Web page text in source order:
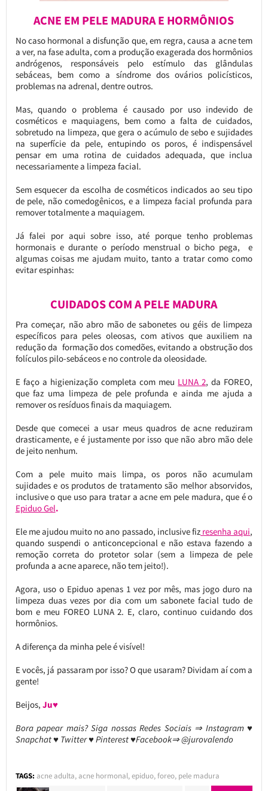
ACNE EM PELE MADURA E HORMÔNIOS
No caso hormonal a disfunção que, em regra, causa a acne tem
a ver, na fase adulta, com a produção exagerada dos hormônios
andrógenos, responsáveis pelo estímulo das glândulas
sebáceas, bem como a síndrome dos ovários policísticos,
problemas na adrenal, dentre outros.
Mas, quando o problema é causado por uso indevido de
cosméticos e maquiagens, bem como a falta de cuidados,
sobretudo na limpeza, que gera o acúmulo de sebo e sujidades
na superfície da pele, entupindo os poros, é indispensável
pensar em uma rotina de cuidados adequada, que inclua
necessariamente a limpeza facial.
Sem esquecer da escolha de cosméticos indicados ao seu tipo
de pele, não comedogênicos, e a limpeza facial profunda para
remover totalmente a maquiagem.
Já falei por aqui sobre isso, até porque tenho problemas
hormonais e durante o período menstrual o bicho pega, e
algumas coisas me ajudam muito, tanto a tratar como como
evitar espinhas:
CUIDADOS COM A PELE MADURA
Pra começar, não abro mão de sabonetes ou géis de limpeza
específicos para peles oleosas, com ativos que auxiliem na
redução da formação dos comedões, evitando a obstrução dos
folículos pilo-sebáceos e no controle da oleosidade.
E faço a higienização completa com meu LUNA 2, da FOREO,
que faz uma limpeza de pele profunda e ainda me ajuda a
remover os resíduos finais da maquiagem.
Desde que comecei a usar meus quadros de acne reduziram
drasticamente, e é justamente por isso que não abro mão dele
de jeito nenhum.
Com a pele muito mais limpa, os poros não acumulam
sujidades e os produtos de tratamento são melhor absorvidos,
inclusive o que uso para tratar a acne em pele madura, que é o
Epiduo Gel.
Ele me ajudou muito no ano passado, inclusive fiz resenha aqui,
quando suspendi o anticoncepcional e não estava fazendo a
remoção correta do protetor solar (sem a limpeza de pele
profunda a acne aparece, não tem jeito!).
Agora, uso o Epiduo apenas 1 vez por mês, mas jogo duro na
limpeza duas vezes por dia com um sabonete facial tudo de
bom e meu FOREO LUNA 2. E, claro, continuo cuidando dos
hormônios.
A diferença da minha pele é visível!
E vocês, já passaram por isso? O que usaram? Dividam aí com a
gente!
Beijos, Ju♥
Bora papear mais? Siga nossas Redes Sociais ⇒ Instagram ♥
Snapchat ♥ Twitter ♥ Pinterest ♥Facebook⇒ @jurovalendo
TAGS: acne adulta,acne hormonal,epiduo,foreo, pele madura